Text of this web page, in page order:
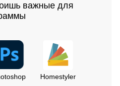
важные для
Homestyler